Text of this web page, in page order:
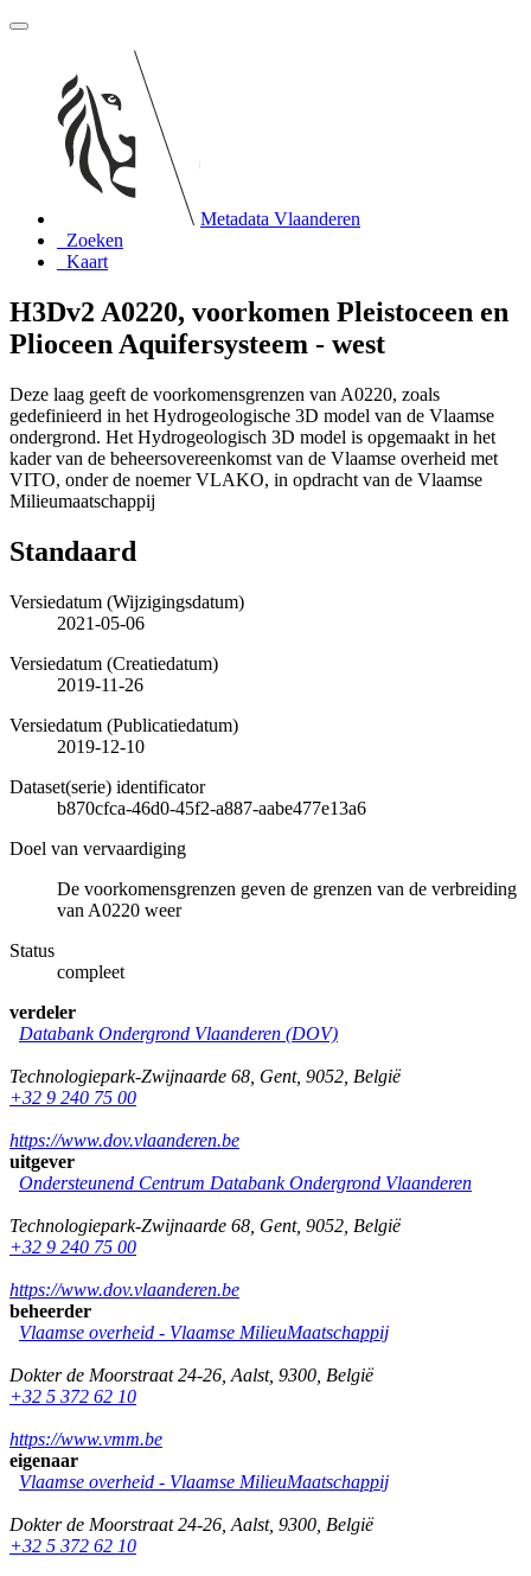
Metadata Vlaanderen
Zoeken
Kaart
H3Dv2 A0220, voorkomen Pleistoceen en
Plioceen Aquifersysteem - west
Deze laag geeft de voorkomensgrenzen van A0220, zoals
gedefinieerd in het Hydrogeologische 3D model van de Vlaamse
ondergrond. Het Hydrogeologisch 3D model is opgemaakt in het
kader van de beheersovereenkomst van de Vlaamse overheid met
VITO, onder de noemer VLAKO, in opdracht van de Vlaamse
Milieumaatschappij
Standaard
Versiedatum (Wijzigingsdatum)
2021-05-06
Versiedatum (Creatiedatum)
2019-11-26
Versiedatum (Publicatiedatum)
2019-12-10
Dataset(serie) identificator
b870cfca-46d0-45f2-a887-aabe477e13a6
Doel van vervaardiging
De voorkomensgrenzen geven de grenzen van de verbreiding
van A0220 weer
Status
compleet
verdeler
Databank Ondergrond Vlaanderen (DOV)
Technologiepark-Zwijnaarde 68 Gent, 9052 België
+32 9 240 75 00
https://www.dov.vlaanderen.be
uitgever
Ondersteunend Centrum Databank Ondergrond Vlaanderen
Technologiepark-Zwijnaarde 68 Gent, 9052 België
+32 9 240 75 00
https://www.dov.vlaanderen.be
beheerder
Vlaamse overheid - Vlaamse MilieuMaatschappij
Dokter de Moorstraat 24-26 Aalst, 9300 België
+32 5 372 62 10
https://www.vmm.be
eigenaar
Vlaamse overheid - Vlaamse MilieuMaatschappij
Dokter de Moorstraat 24-26 Aalst, 9300 België
+32 5 372 62 10